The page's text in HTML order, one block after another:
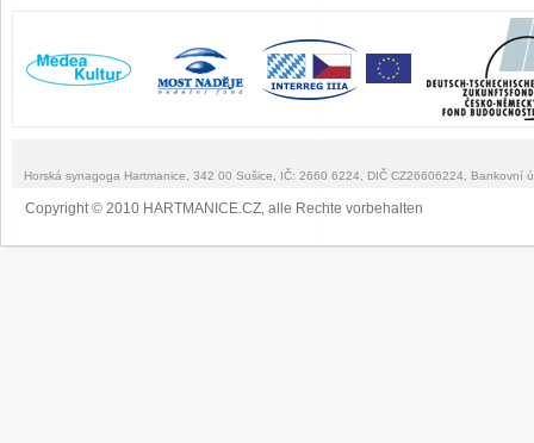
Horská synagoga Hartmanice, 342 00 Sušice, IČ: 2660 6224, DIČ CZ26606224, Bankovní
Copyright © 2010 HARTMANICE.CZ, alle Rechte vorbehalten